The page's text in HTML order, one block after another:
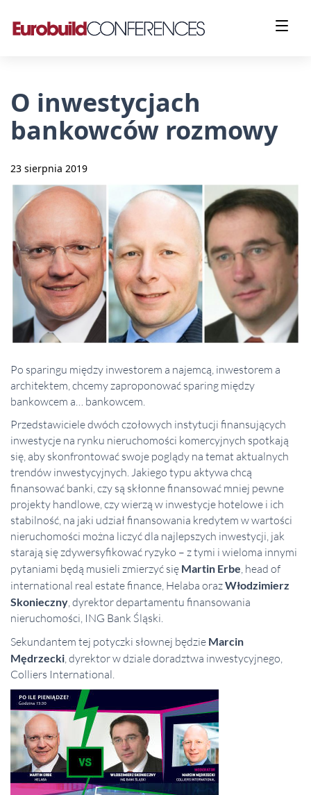
O inwestycjach
bankowców rozmowy
23 sierpnia 2019
Po sparingu między inwestorem a najemcą, inwestorem a
architektem, chcemy zaproponować sparing między
bankowcem a… bankowcem.
Przedstawiciele dwóch czołowych instytucji finansujących
inwestycje na rynku nieruchomości komercyjnych spotkają
się, aby skonfrontować swoje poglądy na temat aktualnych
trendów inwestycyjnych. Jakiego typu aktywa chcą
finansować banki, czy są skłonne finansować mniej pewne
projekty handlowe, czy wierzą w inwestycje hotelowe i ich
stabilność, na jaki udział finansowania kredytem w wartości
nieruchomości można liczyć dla najlepszych inwestycji, jak
starają się zdywersyfikować ryzyko – z tymi i wieloma innymi
pytaniami będą musieli zmierzyć się Martin Erbe, head of
international real estate finance, Helaba orazWłodzimierz
Skonieczny, dyrektor departamentu finansowania
nieruchomości, ING Bank Śląski.
Sekundantem tej potyczki słownej będzie Marcin
Mędrzecki, dyrektor w dziale doradztwa inwestycyjnego,
Colliers International.